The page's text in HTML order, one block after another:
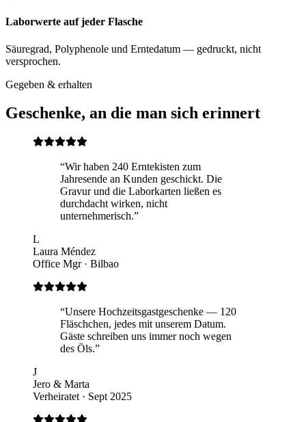
Laborwerte auf jeder Flasche
Säuregrad, Polyphenole und Erntedatum — gedruckt, nicht
versprochen.
Gegeben & erhalten
Geschenke, an die man sich erinnert
“Wir haben 240 Erntekisten zum
Jahresende an Kunden geschickt. Die
Gravur und die Laborkarten ließen es
durchdacht wirken, nicht
unternehmerisch.”
L
Laura Méndez
Office Mgr · Bilbao
“Unsere Hochzeitsgastgeschenke — 120
Fläschchen, jedes mit unserem Datum.
Gäste schreiben uns immer noch wegen
des Öls.”
J
Jero & Marta
Verheiratet · Sept 2025